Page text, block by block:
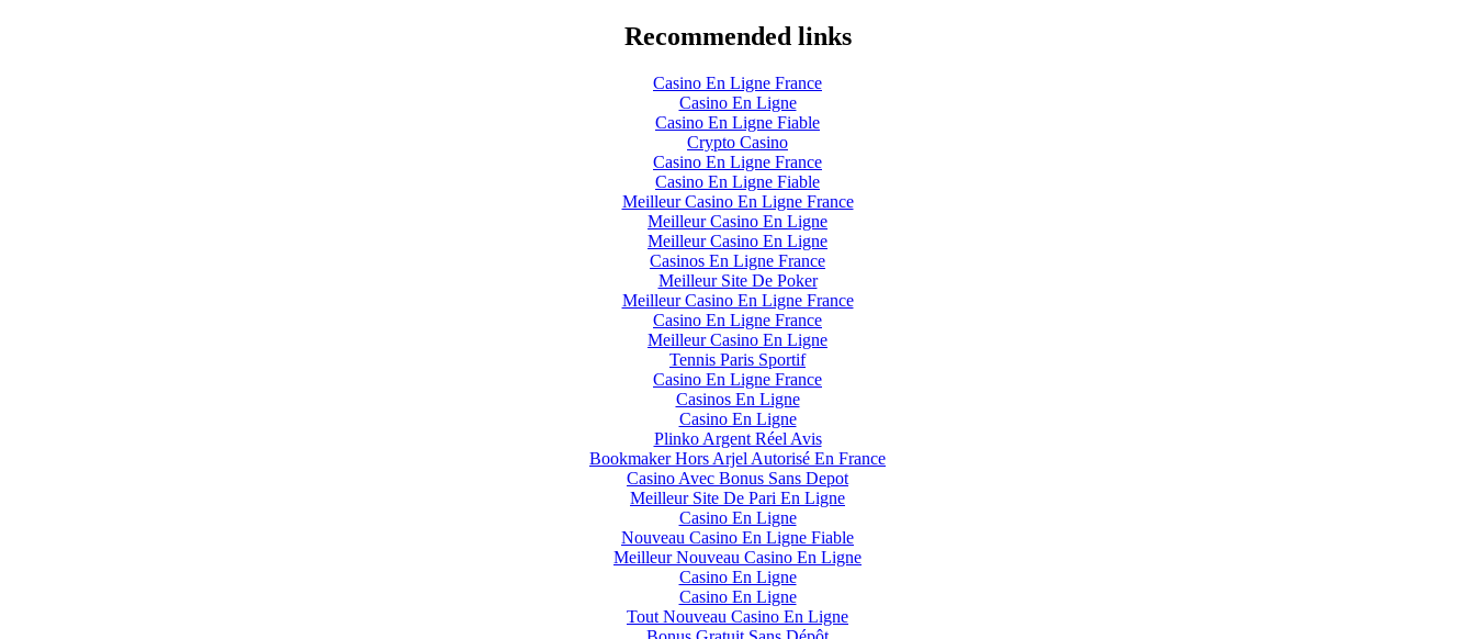
Recommended links
Casino En Ligne France
Casino En Ligne
Casino En Ligne Fiable
Crypto Casino
Casino En Ligne France
Casino En Ligne Fiable
Meilleur Casino En Ligne France
Meilleur Casino En Ligne
Meilleur Casino En Ligne
Casinos En Ligne France
Meilleur Site De Poker
Meilleur Casino En Ligne France
Casino En Ligne France
Meilleur Casino En Ligne
Tennis Paris Sportif
Casino En Ligne France
Casinos En Ligne
Casino En Ligne
Plinko Argent Réel Avis
Bookmaker Hors Arjel Autorisé En France
Casino Avec Bonus Sans Depot
Meilleur Site De Pari En Ligne
Casino En Ligne
Nouveau Casino En Ligne Fiable
Meilleur Nouveau Casino En Ligne
Casino En Ligne
Casino En Ligne
Tout Nouveau Casino En Ligne